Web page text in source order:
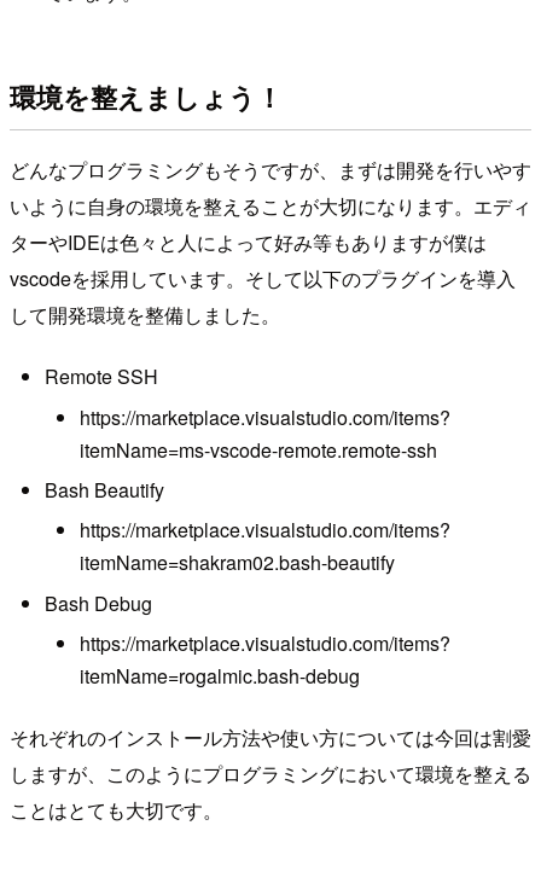
環境を整えましょう！
どんなプログラミングもそうですが、まずは開発を行いやす
いように自身の環境を整えることが大切になります。エディ
ターやIDEは色々と人によって好み等もありますが僕は
vscodeを採用しています。そして以下のプラグインを導入
して開発環境を整備しました。
Remote SSH
https://marketplace.visualstudio.com/items?
itemName=ms-vscode-remote.remote-ssh
Bash Beautify
https://marketplace.visualstudio.com/items?
itemName=shakram02.bash-beautify
Bash Debug
https://marketplace.visualstudio.com/items?
itemName=rogalmic.bash-debug
それぞれのインストール方法や使い方については今回は割愛
しますが、このようにプログラミングにおいて環境を整える
ことはとても大切です。